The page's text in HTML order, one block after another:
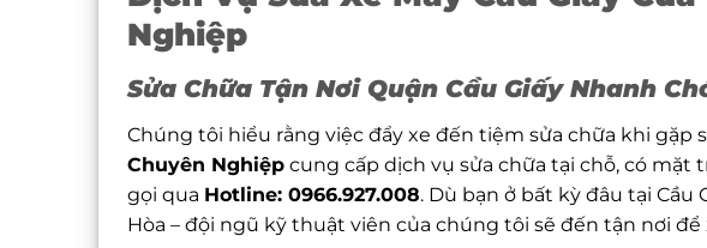
Nghiệp
Sửa Chữa Tận Nơi Quận Cầu Giấy Nhanh
Chúng tôi hiểu rằng việc đẩy xe đến tiệm sửa chữa khi gặp
Chuyên Nghiệp cung cấp dịch vụ sửa chữa tại chỗ, có mặt
gọi qua Hotline: 0966.927.008. Dù bạn ở bất kỳ đâu tại Cầu
Hòa – đội ngũ kỹ thuật viên của chúng tôi sẽ đến tận nơi để